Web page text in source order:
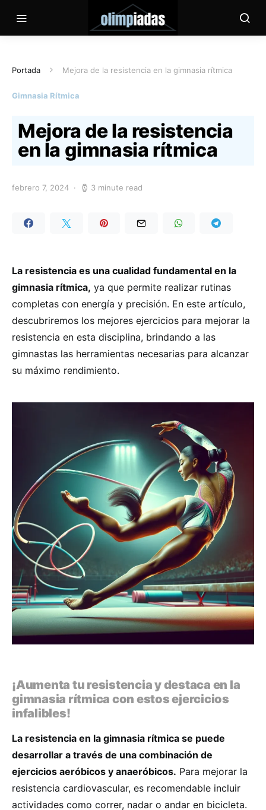
Portada Mejora de la resistencia en la gimnasia rítmica
Gimnasia Rítmica
Mejora de la resistencia
en la gimnasia rítmica
febrero 7, 2024 3 minute read
La resistencia es una cualidad fundamental en la
gimnasia rítmica, ya que permite realizar rutinas
completas con energía y precisión. En este artículo,
descubriremos los mejores ejercicios para mejorar la
resistencia en esta disciplina, brindando a las
gimnastas las herramientas necesarias para alcanzar
su máximo rendimiento.
¡Aumenta tu resistencia y destaca en la
gimnasia rítmica con estos ejercicios
infalibles!
La resistencia en la gimnasia rítmica se puede
desarrollar a través de una combinación de
ejercicios aeróbicos y anaeróbicos. Para mejorar la
resistencia cardiovascular, es recomendable incluir
actividades como correr, nadar o andar en bicicleta.